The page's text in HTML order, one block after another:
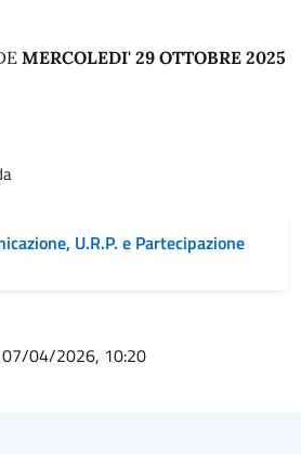
MERCOLEDI' 29 OTTOBRE 2025
U.R.P. e Partecipazione
07/04/2026, 10:20